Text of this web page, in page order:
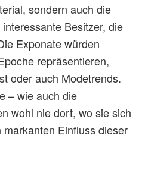
sondern auch die
Besitzer, die
Exponate würden
repräsentieren,
oder auch Modetrends.
– wie auch die
wohl nie dort, wo sie sich
Einfluss dieser